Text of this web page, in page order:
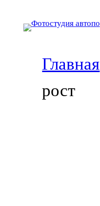
Главная
рост